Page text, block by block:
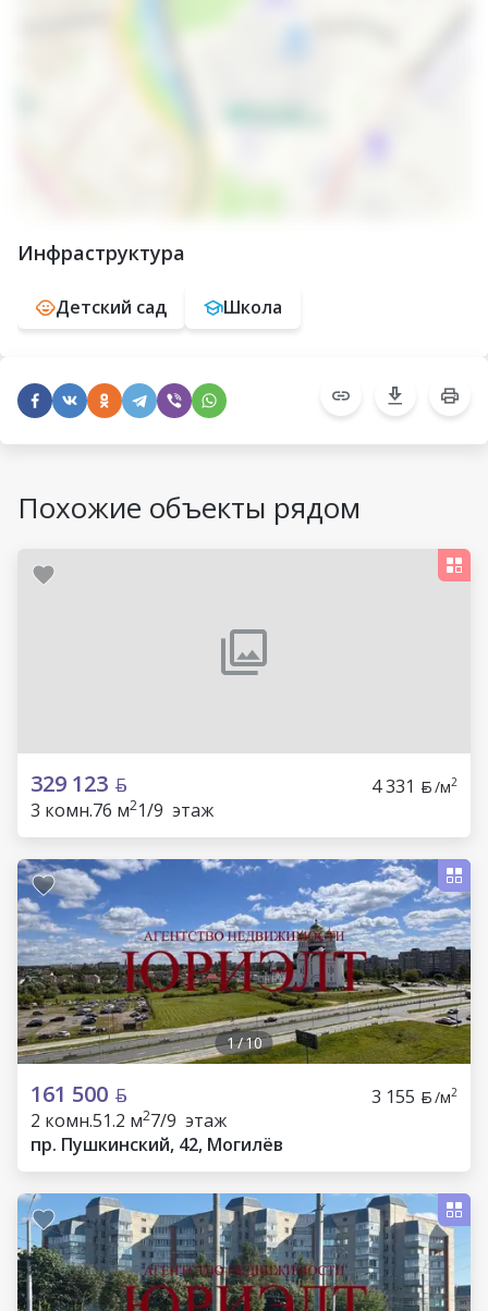
Инфраструктура
Детский сад Школа
Похожие объекты рядом
329 123 4 331 /м2
3 комн.76 м21/9 этаж
1/10
161 500 3 155 /м2
2 комн.51.2 м27/9 этаж
пр. Пушкинский, 42, Могилёв